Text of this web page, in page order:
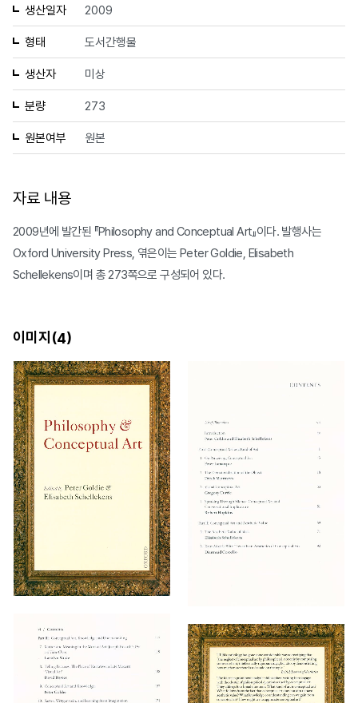
생산일자 2009
형태 도서간행물
생산자 미상
분량 273
원본여부 원본
자료 내용
2009년에 발간된 『Philosophy and Conceptual Art』이다. 발행사는
Oxford University Press, 엮은이는 Peter Goldie, Elisabeth
Schellekens이며 총 273쪽으로 구성되어 있다.
이미지(4)